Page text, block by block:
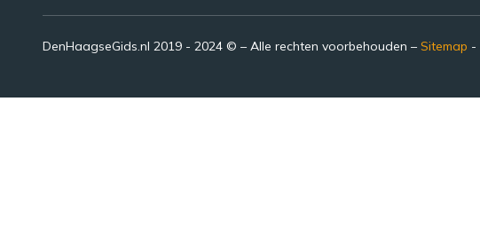
DenHaagseGids.nl 2019 - 2024 © – Alle rechten voorbehouden – Sitemap -